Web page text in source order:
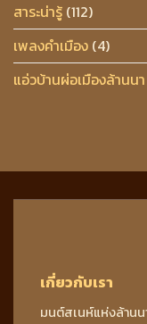
สาระน่ารู้ (112)
เพลงคำเมือง (4)
แอ่วบ้านผ่อเมืองล้านนา
เกี่ยวกับเรา
มนต์สเนห์แห่งล้าน